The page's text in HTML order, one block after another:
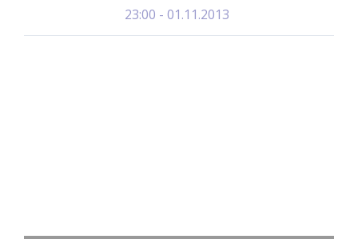
01.11.2013 - 23:00